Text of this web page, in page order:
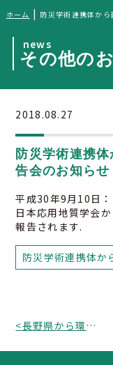
ホーム | 防災学術連携体か
news
その他の
2018.08.27
防災学術連携
告会のお知らせ
平成30年9月10日
日本応用地質学会
報告されます.
< 長野県から環境保全研究所職員募集のお知らせ（受付期間：平成30年8月27日～9月21日）